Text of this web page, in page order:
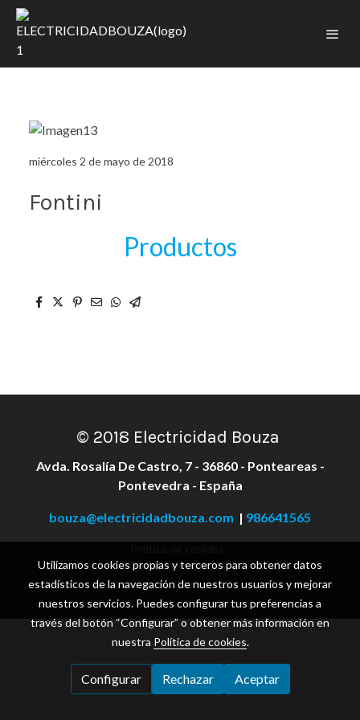
miércoles 2 de mayo de 2018
Fontini
Productos
© 2018 Electricidad Bouza
Avda. Rosalía De Castro, 7 - 36860 - Ponteareas -
Pontevedra - España
bouza@electricidadbouza.com | 986641565
Gestión de cookies
Utilizamos cookies propias y terceros para obtener datos
estadísticos de la navegación de nuestros usuarios y mejorar
nuestros servicios. Puedes configurar tus preferencias a
través del botón “Configurar” o obtener más información en
nuestra Política de cookies.
Configurar Rechazar Aceptar